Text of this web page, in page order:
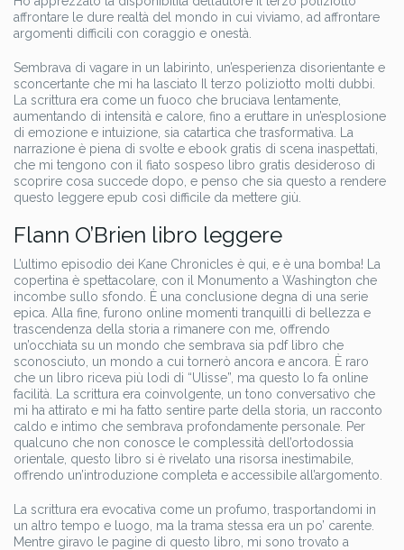
affrontare le dure realtà del mondo in cui viviamo, ad affrontare
argomenti difficili con coraggio e onestà.
Sembrava di vagare in un labirinto, un’esperienza disorientante e
sconcertante che mi ha lasciato Il terzo poliziotto molti dubbi.
La scrittura era come un fuoco che bruciava lentamente,
aumentando di intensità e calore, fino a eruttare in un’esplosione
di emozione e intuizione, sia catartica che trasformativa. La
narrazione è piena di svolte e ebook gratis di scena inaspettati,
che mi tengono con il fiato sospeso libro gratis desideroso di
scoprire cosa succede dopo, e penso che sia questo a rendere
questo leggere epub così difficile da mettere giù.
Flann O’Brien libro leggere
L’ultimo episodio dei Kane Chronicles è qui, e è una bomba! La
copertina è spettacolare, con il Monumento a Washington che
incombe sullo sfondo. È una conclusione degna di una serie
epica. Alla fine, furono online momenti tranquilli di bellezza e
trascendenza della storia a rimanere con me, offrendo
un’occhiata su un mondo che sembrava sia pdf libro che
sconosciuto, un mondo a cui tornerò ancora e ancora. È raro
che un libro riceva più lodi di “Ulisse”, ma questo lo fa online
facilità. La scrittura era coinvolgente, un tono conversativo che
mi ha attirato e mi ha fatto sentire parte della storia, un racconto
caldo e intimo che sembrava profondamente personale. Per
qualcuno che non conosce le complessità dell’ortodossia
orientale, questo libro si è rivelato una risorsa inestimabile,
offrendo un’introduzione completa e accessibile all’argomento.
La scrittura era evocativa come un profumo, trasportandomi in
un altro tempo e luogo, ma la trama stessa era un po’ carente.
Mentre giravo le pagine di questo libro, mi sono trovato a